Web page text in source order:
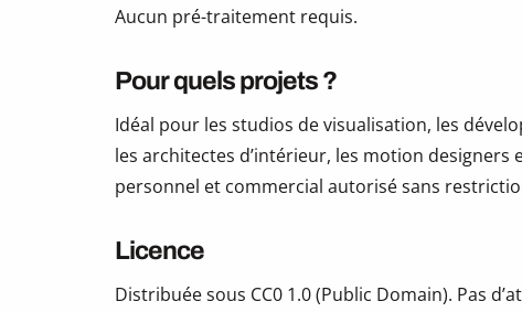
Aucun pré-traitement requis.
Pour quels projets ?
Idéal pour les studios de visualisation, les
les architectes d’intérieur, les motion designers
personnel et commercial autorisé sans
Licence
Distribuée sous CC0 1.0 (Public Domain). Pas